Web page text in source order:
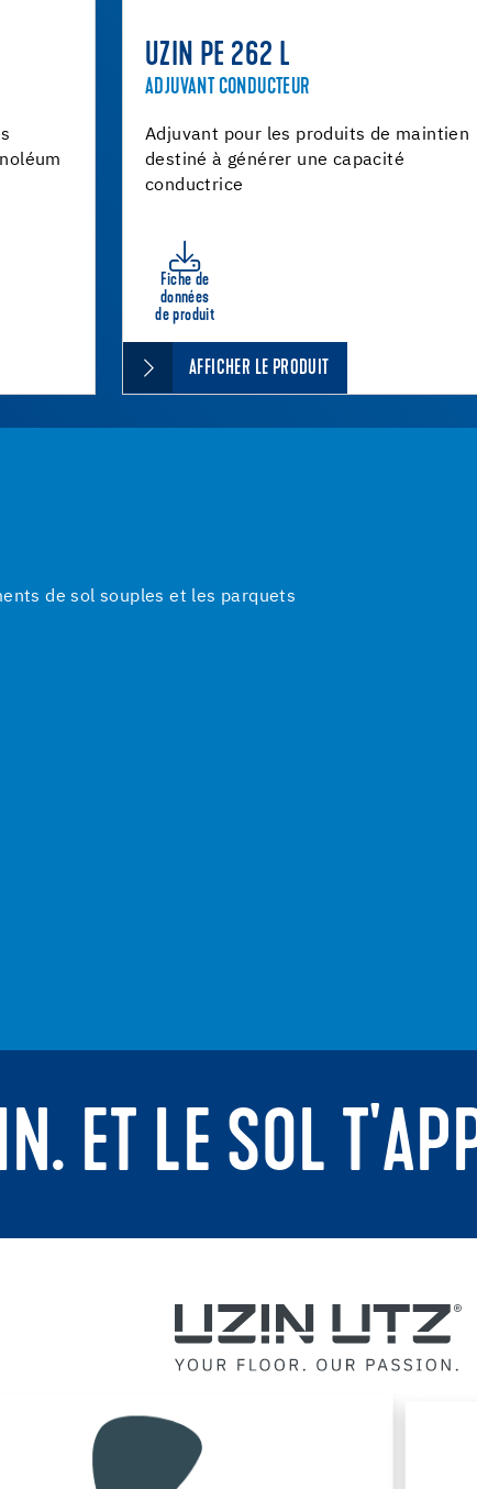
UZIN PE 262 L
ADJUVANT CONDUCTEUR
Adjuvant pour les produits de maintien
destiné à générer une capacité
conductrice
Fiche de
données
de produit
AFFICHER LE PRODUIT
de sol souples et les parquets
ET LE SOL